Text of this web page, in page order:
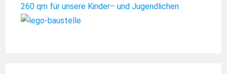
260 qm für unsere Kinder– und Jugendlichen